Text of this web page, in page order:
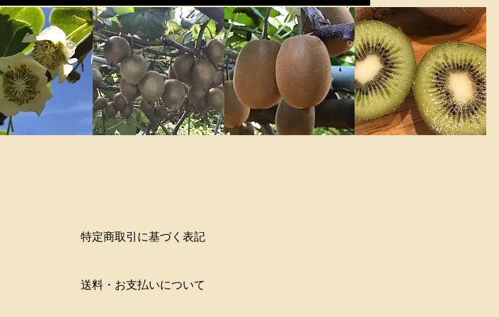
た
特定商取引に基づく表記
送料・お支払いについて